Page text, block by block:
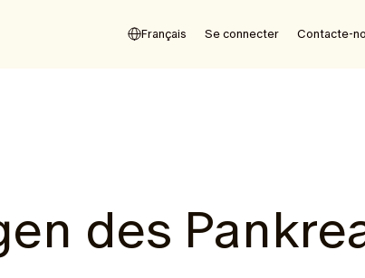
Français Se connecter Contacte-
des